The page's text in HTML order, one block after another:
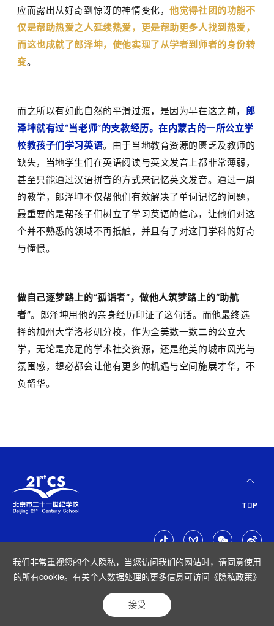
我们非常重视您的个人隐私，当您访问我们的网站时，请同意使用
的所有cookie。有关个人数据处理的更多信息可访问 《隐私政策》
接受
应而露出从好奇到惊讶的神情变化，他觉得社团的功能不
仅是帮助热爱之人延续热爱，更是帮助更多人找到热爱，
而这也成就了郎泽坤，使他实现了从学者到师者的身份转
变。
而之所以有如此自然的平滑过渡，是因为早在这之前， 郎
泽坤就有过“当老师”的支教经历。在内蒙古的一所公立学
校教孩子们学习英语。由于当地教育资源的匮乏及教师的
缺失，当地学生们在英语阅读与英文发音上都非常薄弱，
甚至只能通过汉语拼音的方式来记忆英文发音。通过一周
的教学，郎泽坤不仅帮他们有效解决了单词记忆的问题，
最重要的是帮孩子们树立了学习英语的信心，让他们对这
个并不熟悉的领域不再抵触，并且有了对这门学科的好奇
与憧憬。
做自己逐梦路上的“孤诣者”，做他人筑梦路上的“助航
者”。郎泽坤用他的亲身经历印证了这句话。而他最终选
择的加州大学洛杉矶分校，作为全美数一数二的公立大
学，无论是充足的学术社交资源，还是绝美的城市风光与
氛围感，想必都会让他有更多的机遇与空间施展才华，不
负韶华。
Copyright © 2023. All Rights Reserved. 北京市二十一世纪学校
京ICP备10007026号-3
隐私政策|网站地图